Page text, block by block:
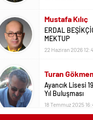
Mustafa Kılıç
ERDAL
MEKTUP
22 Haziran 2026
Turan
Ayancık Lisesi
Yıl Buluşması
18 Temmuz 2025